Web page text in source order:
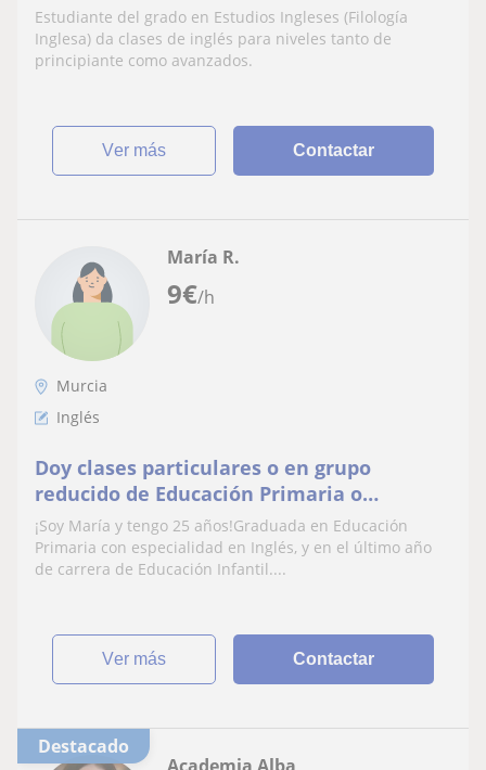
Estudiante del grado en Estudios Ingleses (Filología
Inglesa) da clases de inglés para niveles tanto de
principiante como avanzados.
ver más Contactar
9€/h
María R.
Murcia
Inglés
Doy clases particulares o en grupo
reducido de Educación Primaria o
Educación Infantil
¡Soy María y tengo 25 años!Graduada en Educación
Primaria con especialidad en Inglés, y en el último año
de carrera de Educación Infantil....
ver más Contactar
Destacado